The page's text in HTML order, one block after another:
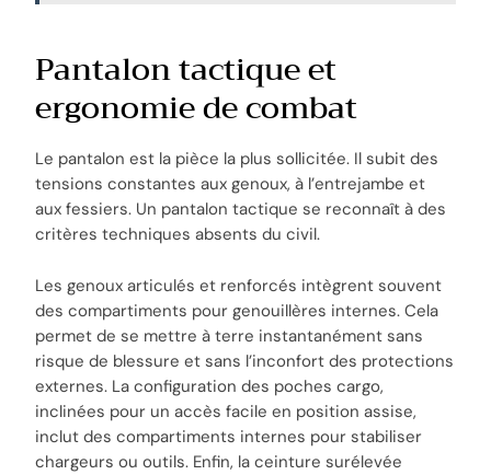
Pantalon tactique et
ergonomie de combat
Le pantalon est la pièce la plus sollicitée. Il subit des
tensions constantes aux genoux, à l’entrejambe et
aux fessiers. Un pantalon tactique se reconnaît à des
critères techniques absents du civil.
Les genoux articulés et renforcés intègrent souvent
des compartiments pour genouillères internes. Cela
permet de se mettre à terre instantanément sans
risque de blessure et sans l’inconfort des protections
externes. La configuration des poches cargo,
inclinées pour un accès facile en position assise,
inclut des compartiments internes pour stabiliser
chargeurs ou outils. Enfin, la ceinture surélevée